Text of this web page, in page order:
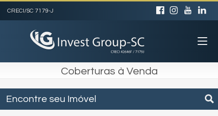
CRECI/SC 7179-J
Coberturas à Venda
Encontre seu Imóvel